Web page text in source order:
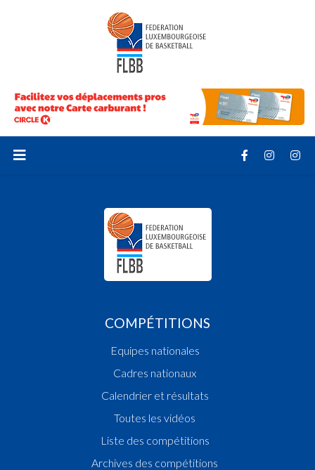
COMPÉTITIONS
Equipes nationales
Cadres nationaux
Calendrier et résultats
Toutes les vidéos
Liste des compétitions
Archives des compétitions